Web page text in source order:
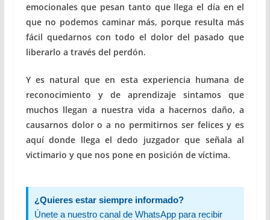
emocionales que pesan tanto que llega el día en el
que no podemos caminar más, porque resulta más
fácil quedarnos con todo el dolor del pasado que
liberarlo a través del perdón.
Y es natural que en esta experiencia humana de
reconocimiento y de aprendizaje sintamos que
muchos llegan a nuestra vida a hacernos daño, a
causarnos dolor o a no permitirnos ser felices y es
aquí donde llega el dedo juzgador que señala al
victimario y que nos pone en posición de víctima.
¿Quieres estar siempre informado?
Únete a nuestro canal de WhatsApp para recibir